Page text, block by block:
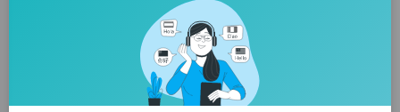
патриот земли своей...
Я не зря выше писал, что инет – это
проходной двор. Пишущие гадости и мат,